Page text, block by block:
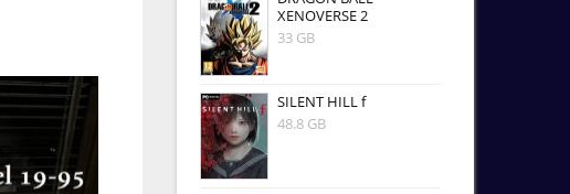
XENOVERSE 2
33 GB
SILENT HILL f
48.8 GB